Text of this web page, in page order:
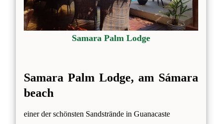
Samara Palm Lodge
Samara Palm Lodge, am Sámara
beach
einer der schönsten Sandstrände in Guanacaste